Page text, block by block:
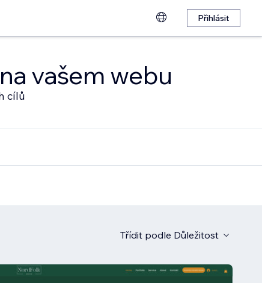
Přihlásit
vašem webu
cílů
Třídit podle Důležitost